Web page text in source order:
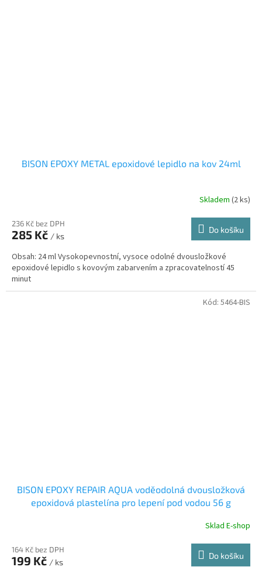
BISON EPOXY METAL epoxidové lepidlo na kov 24ml
produktu
je
z
5
hvězdiček.
Skladem(2 ks)
236 Kč bez DPH
285 Kč / ks
Do košíku
Obsah: 24 ml Vysokopevnostní, vysoce odolné dvousložkové
epoxidové lepidlo s kovovým zabarvením a zpracovatelností 45
minut
BISON EPOXY REPAIR AQUA voděodolná dvousložková
epoxidová plastelína pro lepení pod vodou 56 g
Sklad E-shop
164 Kč bez DPH
199 Kč / ks
Do košíku
Kód: 5464-BIS